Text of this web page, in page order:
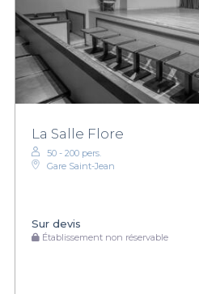
La Salle Flore
50 - 200 pers.
Gare Saint-Jean
Sur devis
Établissement non réservable